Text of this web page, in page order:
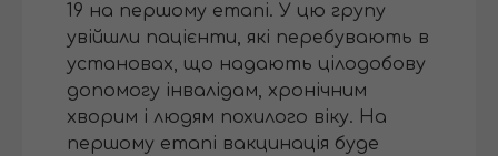
19 на першому етапі. У цю групу
увійшли пацієнти, які перебувають в
установах, що надають цілодобову
допомогу інвалідам, хронічним
хворим і людям похилого віку. На
першому етапі вакцинація буде